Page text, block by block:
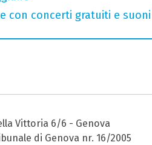
con concerti gratuiti e
Vittoria 6/6 - Genova
di Genova nr. 16/2005